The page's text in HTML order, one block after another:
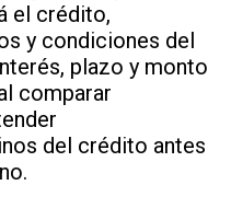
el crédito,
y condiciones del
plazo y monto
comparar
del crédito antes